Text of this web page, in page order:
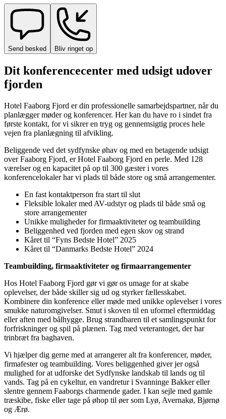
Send besked Bliv ringet op
Dit konferencecenter med udsigt udover
fjorden
Hotel Faaborg Fjord er din professionelle samarbejdspartner, når du
planlægger møder og konferencer. Her kan du have ro i sindet fra
første kontakt, for vi sikrer en tryg og gennemsigtig proces hele
vejen fra planlægning til afvikling.
Beliggende ved det sydfynske øhav og med en betagende udsigt
over Faaborg Fjord, er Hotel Faaborg Fjord en perle. Med 128
værelser og en kapacitet på op til 300 gæster i vores
konferencelokaler har vi plads til både store og små arrangementer.
En fast kontaktperson fra start til slut
Fleksible lokaler med AV-udstyr og plads til både små og
store arrangementer
Unikke muligheder for firmaaktiviteter og teambuilding
Beliggenhed ved fjorden med egen skov og strand
Kåret til “Fyns Bedste Hotel” 2025
Kåret til “Danmarks Bedste Hotel” 2024
Teambuilding, firmaaktiviteter og firmaarrangementer
Hos Hotel Faaborg Fjord gør vi gør os umage for at skabe
oplevelser, der både skiller sig ud og styrker fællesskabet.
Kombinere din konference eller møde med unikke oplevelser i vores
smukke naturomgivelser. Smut i skoven til en uformel eftermiddag
eller aften med bålhygge. Brug strandbaren til et samlingspunkt for
forfriskninger og spil på plænen. Tag med veterantoget, der har
trinbræt fra baghaven.
Vi hjælper dig gerne med at arrangerer alt fra konferencer, møder,
firmafester og teambuilding. Vores beliggenhed giver jer også
mulighed for at udforske det Sydfynske landskab til lands og til
vands. Tag på en cykeltur, en vandretur i Svanninge Bakker eller
slentre gennem Faaborgs charmende gader. I kan sejle med gamle
træskibe, fiske eller tage på øhop til øer som Lyø, Avernakø, Bjørnø
og Ærø.